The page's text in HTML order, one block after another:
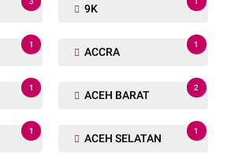
Penjarakan!"
1
13
1
1
2025
1